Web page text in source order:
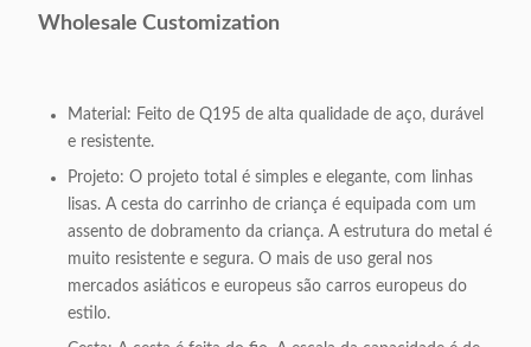
Wholesale Customization
Material: Feito de Q195 de alta qualidade de aço, durável
e resistente.
Projeto: O projeto total é simples e elegante, com linhas
lisas. A cesta do carrinho de criança é equipada com um
assento de dobramento da criança. A estrutura do metal é
muito resistente e segura. O mais de uso geral nos
mercados asiáticos e europeus são carros europeus do
estilo.